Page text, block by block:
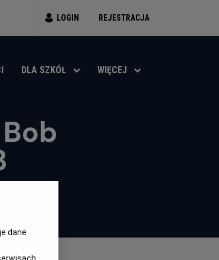
LOGIN REJESTRACJA
DLA SZKÓŁ WIĘCEJ
dane